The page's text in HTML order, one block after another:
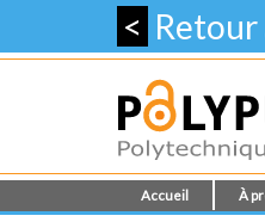
<
Accueil À